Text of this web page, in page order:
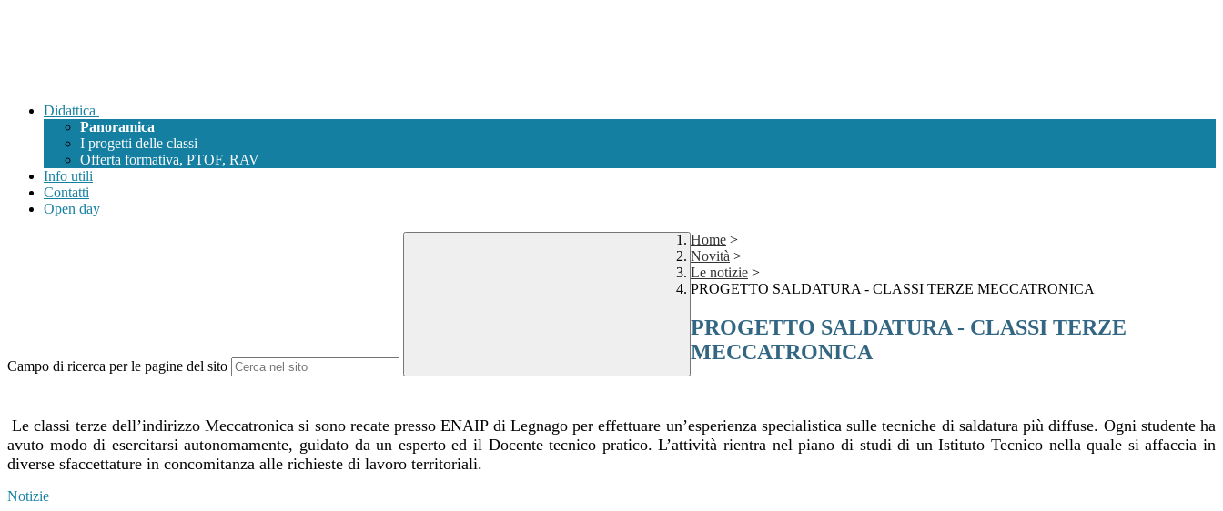
Didattica
Panoramica
I progetti delle classi
Offerta formativa, PTOF, RAV
Info utili
Contatti
Open day
Campo di ricerca per le pagine del sito
Home >
Novità >
Le notizie >
PROGETTO SALDATURA - CLASSI TERZE MECCATRONICA
PROGETTO SALDATURA - CLASSI TERZE
MECCATRONICA
Le classi terze dell’indirizzo Meccatronica si sono recate presso ENAIP di Legnago per effettuare un’esperienza specialistica sulle tecniche di saldatura più diffuse. Ogni studente ha
avuto modo di esercitarsi autonomamente, guidato da un esperto ed il Docente tecnico pratico. L’attività rientra nel piano di studi di un Istituto Tecnico nella quale si affaccia in
diverse sfaccettature in concomitanza alle richieste di lavoro territoriali.
Notizie